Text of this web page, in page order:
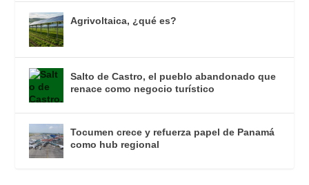
Agrivoltaica, ¿qué es?
Salto de Castro, el pueblo abandonado que
renace como negocio turístico
Tocumen crece y refuerza papel de Panamá
como hub regional